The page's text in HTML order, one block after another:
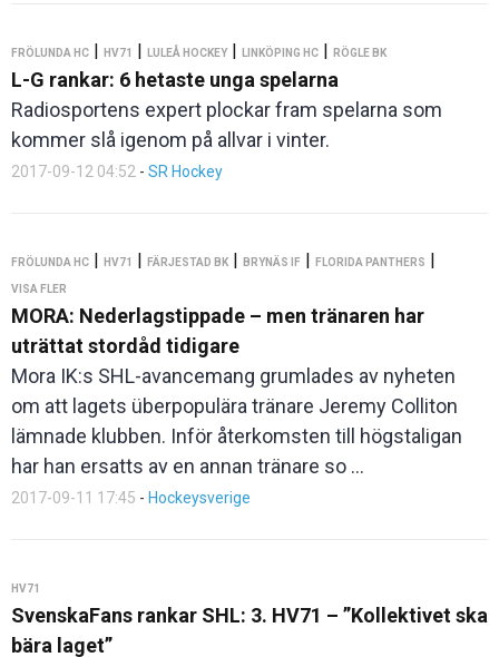
FRÖLUNDA HC | HV71 | LULEÅ HOCKEY | LINKÖPING HC | RÖGLE BK
L-G rankar: 6 hetaste unga spelarna
Radiosportens expert plockar fram spelarna som
kommer slå igenom på allvar i vinter.
2017-09-12 04:52 - SR Hockey
FRÖLUNDA HC | HV71 | FÄRJESTAD BK | BRYNÄS IF | FLORIDA PANTHERS |
VISA FLER
MORA: Nederlagstippade – men tränaren har
uträttat stordåd tidigare
Mora IK:s SHL-avancemang grumlades av nyheten
om att lagets überpopulära tränare Jeremy Colliton
lämnade klubben. Inför återkomsten till högstaligan
har han ersatts av en annan tränare so ...
2017-09-11 17:45 - Hockeysverige
HV71
SvenskaFans rankar SHL: 3. HV71 – ”Kollektivet ska
bära laget”